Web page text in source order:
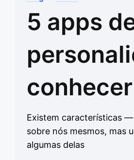
Drivers
Outros
5 apps
Existem características
sobre nós mesmos, mas
algumas delas